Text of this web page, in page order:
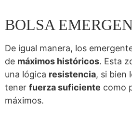
BOLSA
De igual manera, los
de máximos históricos. Esta
una lógica resistencia, si bien
tener fuerza suficiente como
máximos.